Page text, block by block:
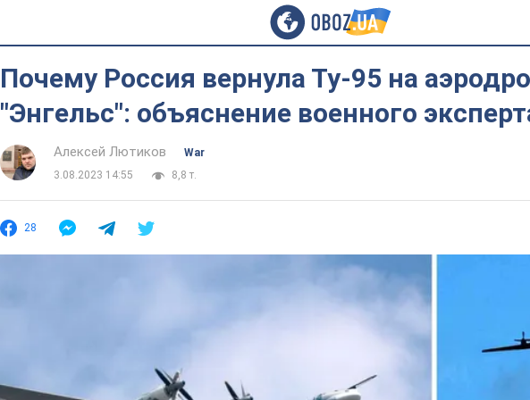
Почему Россия вернула Ту-95 на
"Энгельс": объяснение военного
Алексей Лютиков
War
3.08.2023 14:55
8,8 т.
28